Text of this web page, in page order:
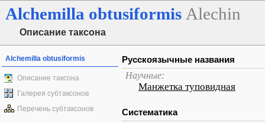
Alchemilla obtusiformis Alechin
Описание таксона
Alchemilla obtusiformis
Описание таксона
Галерея субтаксонов
Перечень субтаксонов
Русскоязычные названия
Научные:
Манжетка туповидная
Систематика